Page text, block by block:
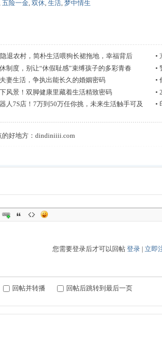
五险一金, 双休, 生活, 梦中情生
退农村，简朴生活喂狗长裙拖地，幸福背后 •
制度，别让“休假耻感”束缚孩子的多彩青春
•
妻生活，争执出能长久的婚姻密码
•
风景！双脚健康里藏着生活精致密码
•
人7S店！7万到50万任你挑，未来生活触手可及
•
好地方： dindiniiii.com
您需要登录后才可以回帖 登录 | 立即
回帖并转播 回帖后跳转到最后一页